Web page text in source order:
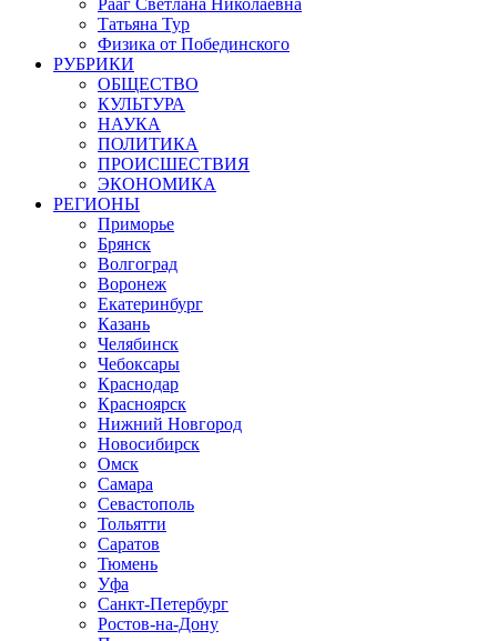
Рааг Светлана Николаевна
Татьяна Тур
Физика от Побединского
РУБРИКИ
ОБЩЕСТВО
КУЛЬТУРА
НАУКА
ПОЛИТИКА
ПРОИСШЕСТВИЯ
ЭКОНОМИКА
РЕГИОНЫ
Приморье
Брянск
Волгоград
Воронеж
Екатеринбург
Казань
Челябинск
Чебоксары
Краснодар
Красноярск
Нижний Новгород
Новосибирск
Омск
Самара
Севастополь
Тольятти
Саратов
Тюмень
Уфа
Санкт-Петербург
Ростов-на-Дону